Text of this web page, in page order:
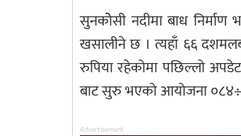
सुनकोेसी नदीमा बाध
खसालीने छ । त्यहाँ ६६
रुपिया रहेकोमा पछिल्लो
बाट सुरु भएको आयोजना
Advertisement